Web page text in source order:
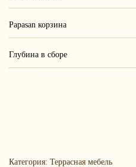
Papasan корзина
Глубина в сборе
Категория: Террасная мебель